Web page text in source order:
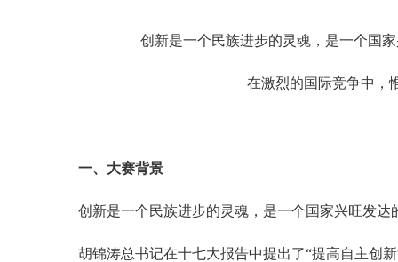
创新是一个民族进步的灵魂，是一个国
在激烈的国际竞争中，
一、大赛背景
创新是一个民族进步的灵魂，是一个国家兴旺发达
胡锦涛总书记在十七大报告中提出了“提高自主创